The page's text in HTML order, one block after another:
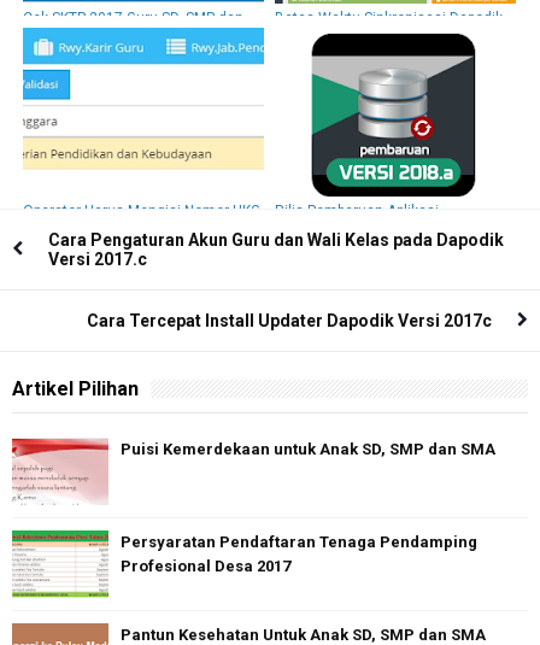
Cek SKTP 2017 Guru SD, SMP dan
SMA Via Info GTK
Batas Waktu Sinkronisasi Dapodik
2017 Tanggal 18 Maret 2017
Operator Harus Mengisi Nomor UKG
Rilis Pembaruan Aplikasi
Cara Pengaturan Akun Guru dan Wali Kelas pada Dapodik
Versi 2017.c
Cara Tercepat Install Updater Dapodik Versi 2017c
Artikel Pilihan
Puisi Kemerdekaan untuk Anak SD, SMP dan SMA
Persyaratan Pendaftaran Tenaga Pendamping
Profesional Desa 2017
Pantun Kesehatan Untuk Anak SD, SMP dan SMA